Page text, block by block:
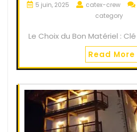
5 juin, 2025 catex-crew
category
Le Choix du Bon Matériel :
Read More